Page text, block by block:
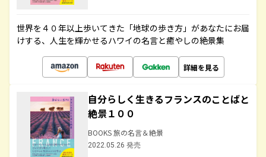
世界を４０年以上歩いてきた「地球の歩き方」があなたにお届
けする、人生を輝かせるハワイの名言と癒やしの絶景集
詳細を見る
自分らしく生きるフランスのことばと
絶景１００
BOOKS 旅の名言＆絶景
2022.05.26 発売